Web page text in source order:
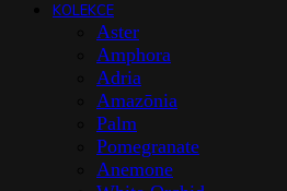
KOLEKCE
Aster
Amphora
Adria
Amazōnia
Palm
Pomegranate
Anemone